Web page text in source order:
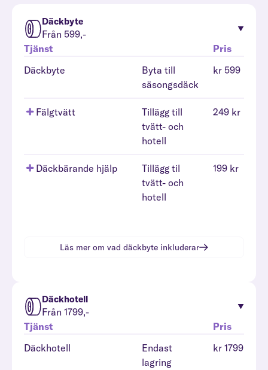
Däckbyte
Från 599,-
Tjänst
Pris
Däckbyte
Byta till
säsongsdäck
kr 599
Fälgtvätt
Tillägg till
tvätt- och
hotell
249 kr
Däckbärande hjälp
Tillägg til
tvätt- och
hotell
199 kr
Läs mer om vad däckbyte inkluderar
Däckhotell
Från 1799,-
Tjänst
Pris
Däckhotell
Endast
lagring
kr 1799